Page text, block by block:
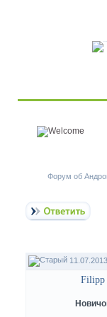
Форум об
11.07.2013
Filipp